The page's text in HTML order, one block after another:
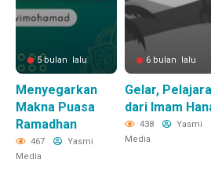
5 bulan lalu
Menyegarkan
Makna Puasa
Ramadhan
467
Yasmi
Media
6 bulan lalu
Gelar,
dari Imam
438
Yasmi
Media